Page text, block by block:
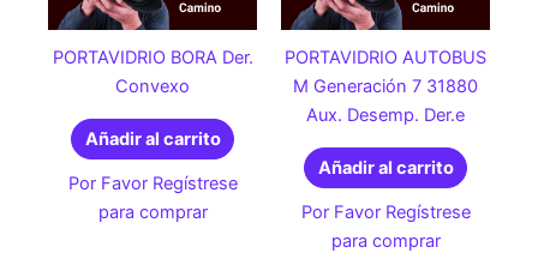
PORTAVIDRIO BORA Der.
Convexo
Añadir al carrito
Por Favor Regístrese
para comprar
PORTAVIDRIO AUTOBUS
M Generación 7 31880
Aux. Desemp. Der.e
Añadir al carrito
Por Favor Regístrese
para comprar